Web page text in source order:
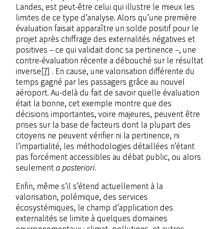
Landes, est peut-être celui qui illustre le mieux les
limites de ce type d’analyse. Alors qu’une première
évaluation faisait apparaître un solde positif pour le
projet après chiffrage des externalités négatives et
positives – ce qui validait donc sa pertinence –, une
contre-évaluation récente a débouché sur le résultat
inverse[7] . En cause, une valorisation différente du
temps gagné par les passagers grâce au nouvel
aéroport. Au-delà du fait de savoir quelle évaluation
était la bonne, cet exemple montre que des
décisions importantes, voire majeures, peuvent être
prises sur la base de facteurs dont la plupart des
citoyens ne peuvent vérifier ni la pertinence, ni
l’impartialité, les méthodologies détaillées n’étant
pas forcément accessibles au débat public, ou alors
seulementa posteriori.
Enfin, même s’il s’étend actuellement à la
valorisation, polémique, des services
écosystémiques, le champ d’application des
externalités se limite à quelques domaines